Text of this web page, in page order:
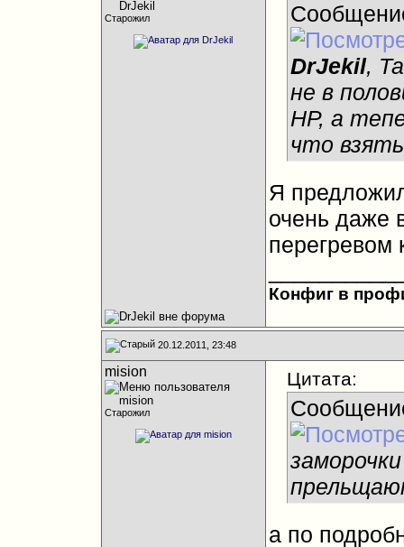
Старожил
DrJekil,
не в
НР, а
что
Я
очень даже
перегревом
Конфиг в
20.12.2011, 23:48
mision
Старожил
Цитата:
а по